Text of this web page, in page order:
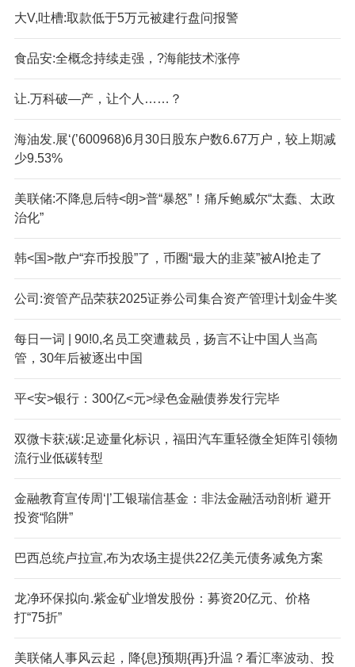
大V,吐槽:取款低于5万元被建行盘问报警
食品安:全概念持续走强，?海能技术涨停
让.万科破—产，让个人……？
海油发.展‘(’600968)6月30日股东户数6.67万户，较上期减
少9.53%
美联储:不降息后特<朗>普“暴怒”！痛斥鲍威尔“太蠢、太政
治化”
韩<国>散户“弃币投股”了，币圈“最大的韭菜”被AI抢走了
公司:资管产品荣获2025证券公司集合资产管理计划金牛奖
每日一词 | 90!0,名员工突遭裁员，扬言不让中国人当高
管，30年后被逐出中国
平<安>银行：300亿<元>绿色金融债券发行完毕
双微卡获;碳:足迹量化标识，福田汽车重轻微全矩阵引领物
流行业低碳转型
金融教育宣传周‘|’工银瑞信基金：非法金融活动剖析 避开
投资“陷阱”
巴西总统卢拉宣,布为农场主提供22亿美元债务减免方案
龙净环保拟向.紫金矿业增发股份：募资20亿元、价格
打“75折”
美联储人事风云起，降{息}预期{再}升温？看汇率波动、投